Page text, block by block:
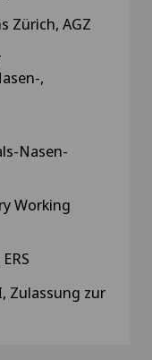
Zürich, AGZ
,
Nasen-
Working
Zulassung zur